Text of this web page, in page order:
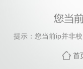
提示：您当前ip并非
首